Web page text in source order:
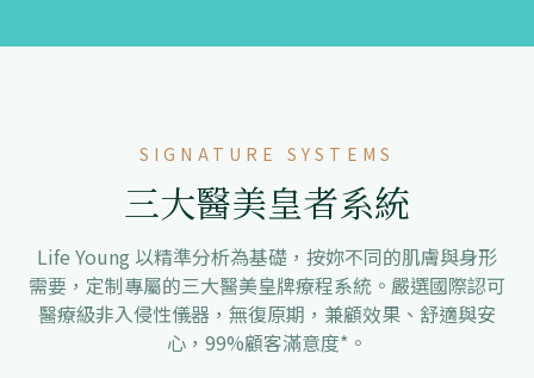
SIGNATURE SYSTEMS
三大醫美皇者系統
Life Young 以精準分析為基礎，按妳不同的肌膚與身形
需要，定制專屬的三大醫美皇牌療程系統。嚴選國際認可
醫療級非入侵性儀器，無復原期，兼顧效果、舒適與安
心，99%顧客滿意度⁠*。